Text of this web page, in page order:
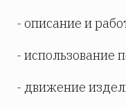
- описание и
- использование
- движение